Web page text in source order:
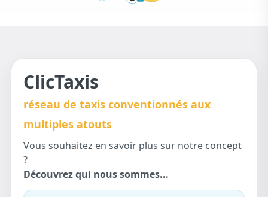
ClicTaxis
réseau de taxis conventionnés aux
multiples atouts
Vous souhaitez en savoir plus sur notre concept
?
Découvrez qui nous sommes...